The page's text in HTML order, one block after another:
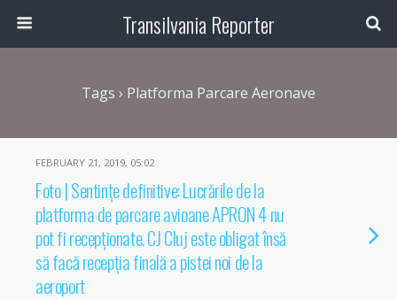
Transilvania Reporter
Tags › Platforma Parcare Aeronave
FEBRUARY 21, 2019, 05:02
Foto | Sentințe definitive: Lucrările de la
platforma de parcare avioane APRON 4 nu
pot fi recepționate. CJ Cluj este obligat însă
să facă recepția finală a pistei noi de la
aeroport